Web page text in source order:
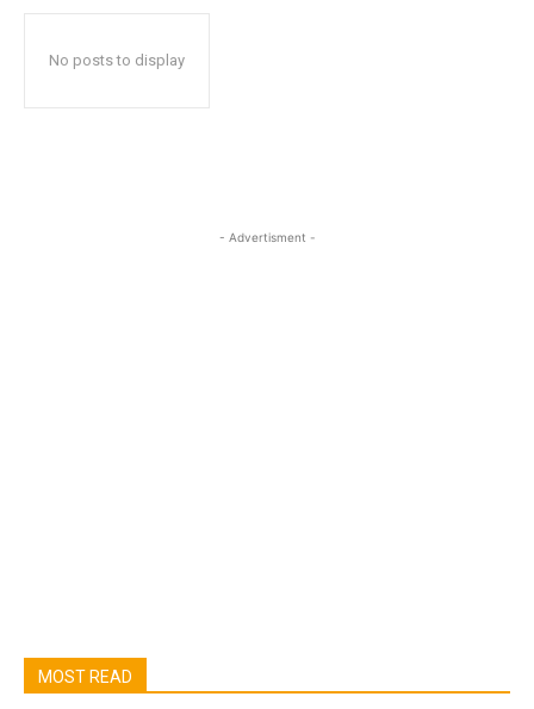
No posts to display
- Advertisment -
MOST READ